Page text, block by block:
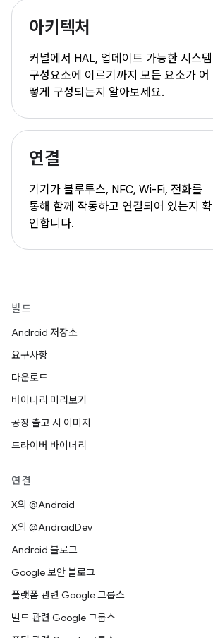
아키텍처
커널에서 HAL, 업데이트 가능한 시스템
구성요소에 이르기까지 모든 요소가 어
떻게 구성되는지 알아보세요.
연결
기기가 블루투스, NFC, Wi-Fi, 전화를
통해 함께 작동하고 연결되어 있는지 확
인합니다.
빌드
Android 저장소
요구사항
다운로드
바이너리 미리보기
공장 출고 시 이미지
드라이버 바이너리
연결
X의 @Android
X의 @AndroidDev
Android 블로그
Google 보안 블로그
플랫폼 관련 Google 그룹스
빌드 관련 Google 그룹스